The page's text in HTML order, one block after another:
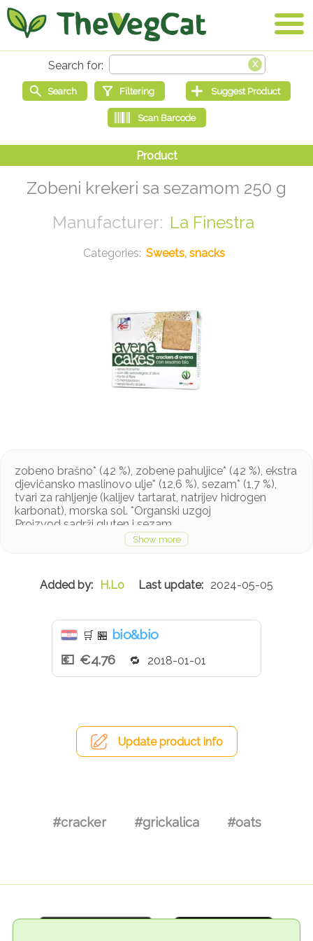
Zobeni krekeri sa sezamom 250 g
La Finestra
Sweets, snacks
zobeno brašno* (42 %), zobene pahuljice* (42 %), ekstra
djevičansko maslinovo ulje* (12,6 %), sezam* (1,7 %),
tvari za rahljenje (kalijev tartarat, natrijev hidrogen
karbonat), morska sol. *Organski uzgoj
Proizvod sadrži gluten i sezam
H.Lo 2024-05-05
🛒 🏪 bio&bio
€4.76
2018-01-01
Update product info
#cracker #grickalica #oats